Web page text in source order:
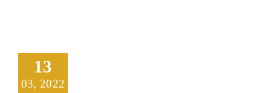
13
03, 2022